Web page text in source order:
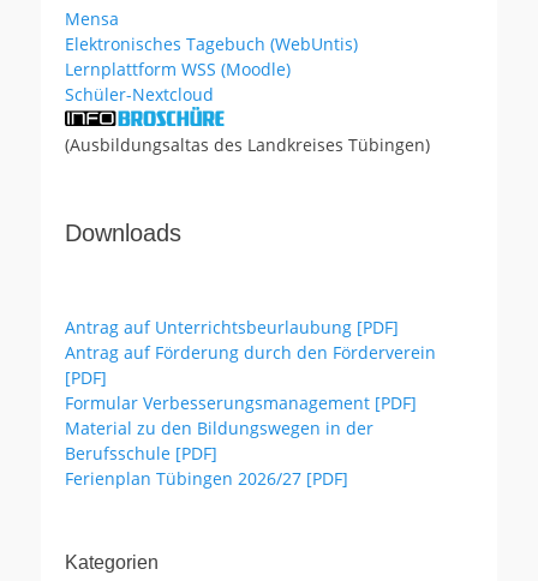
Mensa
Elektronisches Tagebuch (WebUntis)
Lernplattform WSS (Moodle)
Schüler-Nextcloud
(Ausbildungsaltas des Landkreises Tübingen)
Downloads
Antrag auf Unterrichtsbeurlaubung [PDF]
Antrag auf Förderung durch den Förderverein
[PDF]
Formular Verbesserungsmanagement [PDF]
Material zu den Bildungswegen in der
Berufsschule [PDF]
Ferienplan Tübingen 2026/27 [PDF]
Kategorien